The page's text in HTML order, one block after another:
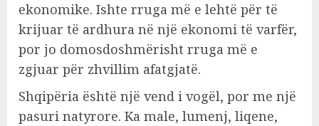
ekonomike. Ishte rruga më e lehtë për të
krijuar të ardhura në një ekonomi të varfër,
por jo domosdoshmërisht rruga më e
zgjuar për zhvillim afatgjatë.
Shqipëria është një vend i vogël, por me një
pasuri natyrore. Ka male, lumenj, liqene,